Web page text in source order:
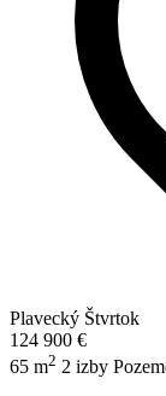
Plavecký Štvrtok
124 900 €
65 m2 2 izby